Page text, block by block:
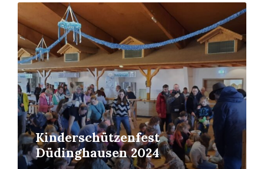
Kinderschützenfest
Düdinghausen 2024
Mehr
erfahren